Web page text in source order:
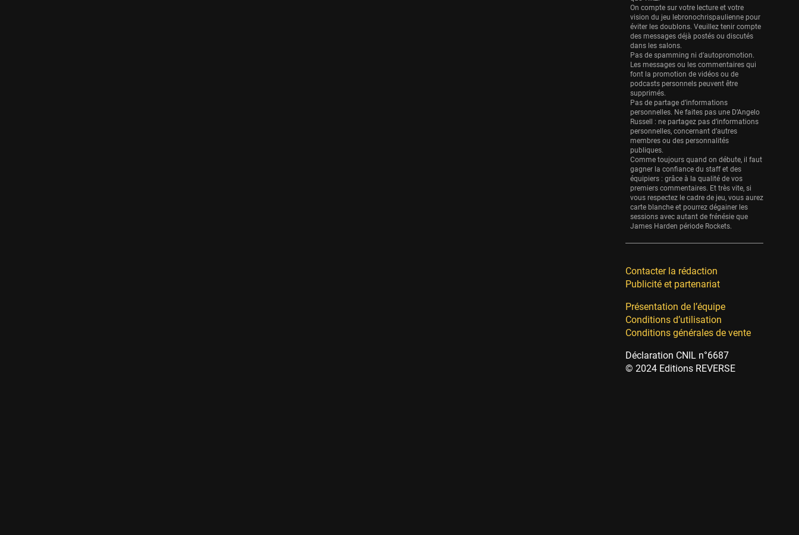
Eurobasket
25 sessions
Detroit Pistons
25 sessions
Brooklyn Nets
24 sessions
Sacramento Kings
24 sessions
Utah Jazz
22 sessions
Toronto Raptors
18 sessions
REVERSE
11 sessions
On compte sur votre lecture et votre
vision du jeu lebronochrispaulienne pour
éviter les doublons. Veuillez tenir compte
des messages déjà postés ou discutés
dans les salons.
Pas de spamming ni d’autopromotion.
Les messages ou les commentaires qui
font la promotion de vidéos ou de
podcasts personnels peuvent être
supprimés.
Pas de partage d’informations
personnelles. Ne faites pas une D’Angelo
Russell : ne partagez pas d’informations
personnelles, concernant d’autres
membres ou des personnalités
publiques.
Comme toujours quand on débute, il faut
gagner la confiance du staff et des
équipiers : grâce à la qualité de vos
premiers commentaires. Et très vite, si
vous respectez le cadre de jeu, vous aurez
carte blanche et pourrez dégainer les
sessions avec autant de frénésie que
James Harden période Rockets.
Contacter la rédaction
Publicité et partenariat
Présentation de l’équipe
Conditions d’utilisation
Conditions générales de vente
Déclaration CNIL n°6687
© 2024 Editions REVERSE